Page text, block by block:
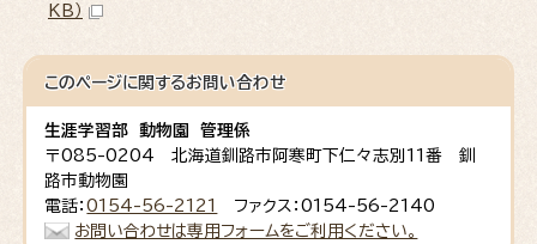
KB）
このページに関するお問い合わせ
生涯学習部 動物園 管理係
〒085-0204 北海道釧路市阿寒町下仁々志別11番 釧
路市動物園
電話：0154-56-2121
ファクス：0154-56-2140
お問い合わせは専用フォームをご利用ください。